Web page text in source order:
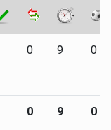
0 9 0
0 9 0